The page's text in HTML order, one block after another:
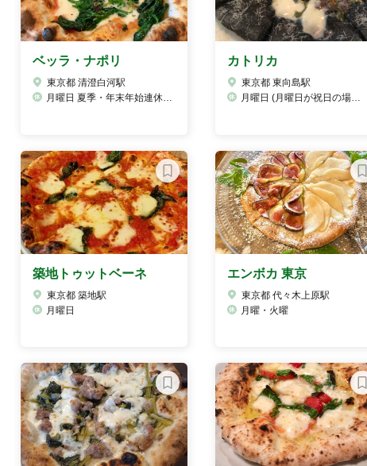
ベッラ・ナポリ
東京都 清澄白河駅
月曜日 夏季・年末年始連休有
カトリカ
東京都 東向島駅
月曜日 (月曜日が祝日の場合は火曜日)
築地トゥットベーネ
東京都 築地駅
月曜日
エンボカ 東京
東京都 代々木上原駅
月曜・火曜